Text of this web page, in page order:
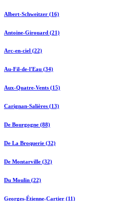
Albert-Schweitzer (16)
Antoine-Girouard (21)
Arc-en-ciel (22)
Au-Fil-de-l'Eau (34)
Aux-Quatre-Vents (15)
Carignan-Salières (13)
De Bourgogne (88)
De La Broquerie (32)
De Montarville (32)
Du Moulin (22)
Georges-Étienne-Cartier (11)